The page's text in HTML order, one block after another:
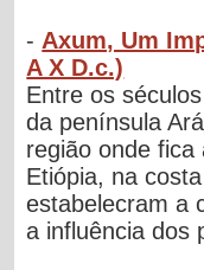
- Axum, Um
A X D.c.)
Entre os
da península
região onde
Etiópia, na
estabelecram a
a influência dos